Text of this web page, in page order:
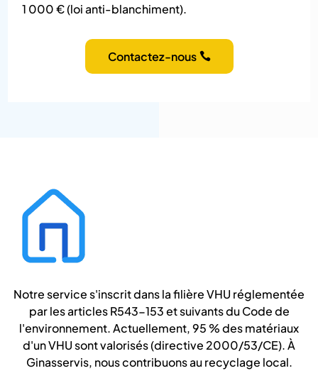
1 000 € (loi anti-blanchiment).
Contactez-nous
Notre service s'inscrit dans la filière VHU réglementée
par les articles R543-153 et suivants du Code de
l'environnement. Actuellement, 95 % des matériaux
d'un VHU sont valorisés (directive 2000/53/CE). À
Ginasservis, nous contribuons au recyclage local.